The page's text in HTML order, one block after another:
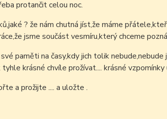
protančit celou noc.
? že nám chutná jíst,že máme
jsme součást vesmíru,který chceme
paměti na časy,kdy jich tolik
krásné chvíle prožívat.... krásné vzpomínky
a prožijte .... a uložte .